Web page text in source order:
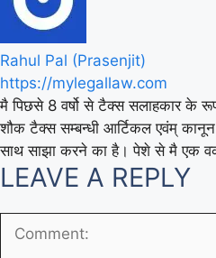
Rahul Pal (Prasenjit)
https://mylegallaw.com
मै पिछसे 8 वर्षो से टैक्स सलाहकार के
शौक टैक्स सम्बन्धी आर्टिकल एवंम्
साथ साझा करने का है। पेशे से मै एक
LEAVE A REPLY